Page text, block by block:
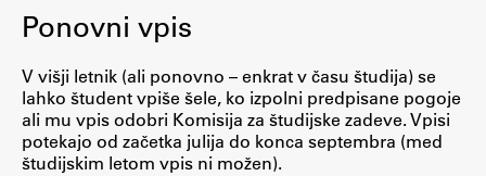
Predmeti
Izbirni moduli EMŠA
Vpis
Zaključek študija
Mednarodne izmenjave
Ponovni vpis
V višji letnik (ali ponovno – enkrat v času študija) se
lahko študent vpiše šele, ko izpolni predpisane pogoje
ali mu vpis odobri Komisija za študijske zadeve. Vpisi
potekajo od začetka julija do konca septembra (med
študijskim letom vpis ni možen).